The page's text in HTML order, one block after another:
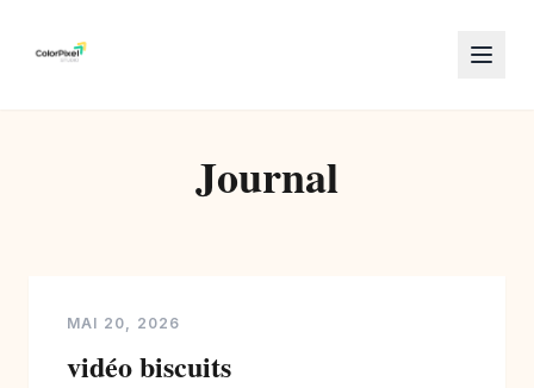
Journal
MAI 20, 2026
vidéo biscuits